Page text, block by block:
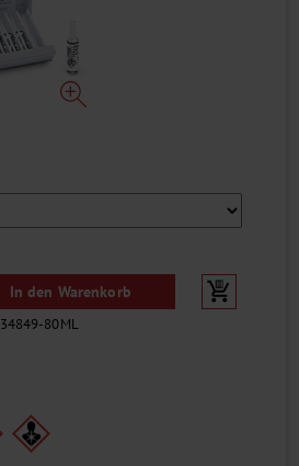
In den Warenkorb
34849-80ML